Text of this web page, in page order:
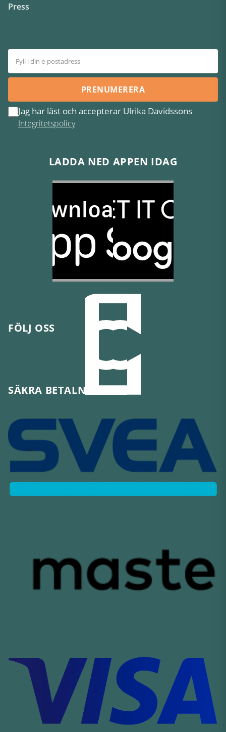
Press
PRENUMERERA
Jag har läst och accepterar Ulrika Davidssons
Integritetspolicy
LADDA NED APPEN IDAG
FÖLJ OSS
SÄKRA BETALNINGAR